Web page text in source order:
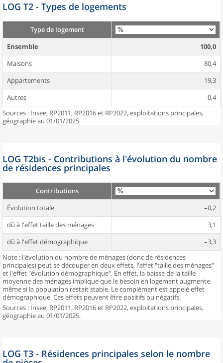
LOG T2 - Types de logements
Type de logement
Ensemble
100,0
Maisons
80,4
Appartements
19,3
Autres
0,4
Sources : Insee, RP2011, RP2016 et RP2022, exploitations principales,
géographie au 01/01/2025.
LOG T2bis - Contributions à l'évolution du nombre
de résidences principales
Contributions
Évolution totale
–0,2
dû à l'effet taille des ménages
3,1
dû à l'effet démographique
–3,3
Note : l'évolution du nombre de ménages (donc de résidences
principales) peut se découper en deux effets, l'effet "taille des ménages"
et l'effet "évolution démographique". En effet, la baisse de la taille
moyenne des ménages implique que le besoin en logement augmente
même si la population restait stable. Le complément est appelé effet
démographique. Ces effets peuvent être positifs ou négatifs.
Sources : Insee, RP2011, RP2016 et RP2022, exploitations principales,
géographie au 01/01/2025.
LOG T3 - Résidences principales selon le nombre